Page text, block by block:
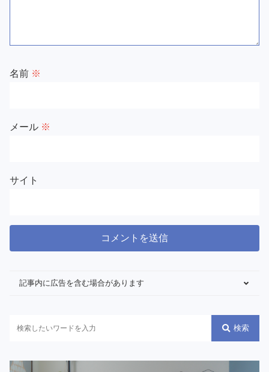
名前 ※
メール ※
サイト
記事内に広告を含む場合があります
検索